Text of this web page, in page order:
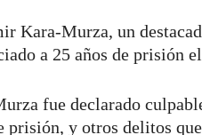
Kara-Murza, un
a 25 años de prisión
fue declarado
prisión, y otros delitos